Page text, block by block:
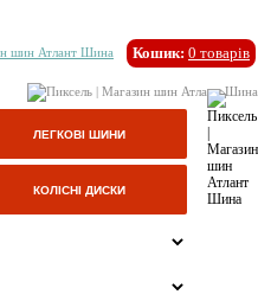
Кошик: 0 товарів
ЛЕГКОВІ ШИНИ
КОЛІСНІ ДИСКИ